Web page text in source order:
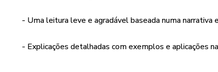
- Uma leitura leve e agradável baseada numa narrativa
- Explicações detalhadas com exemplos e aplicações